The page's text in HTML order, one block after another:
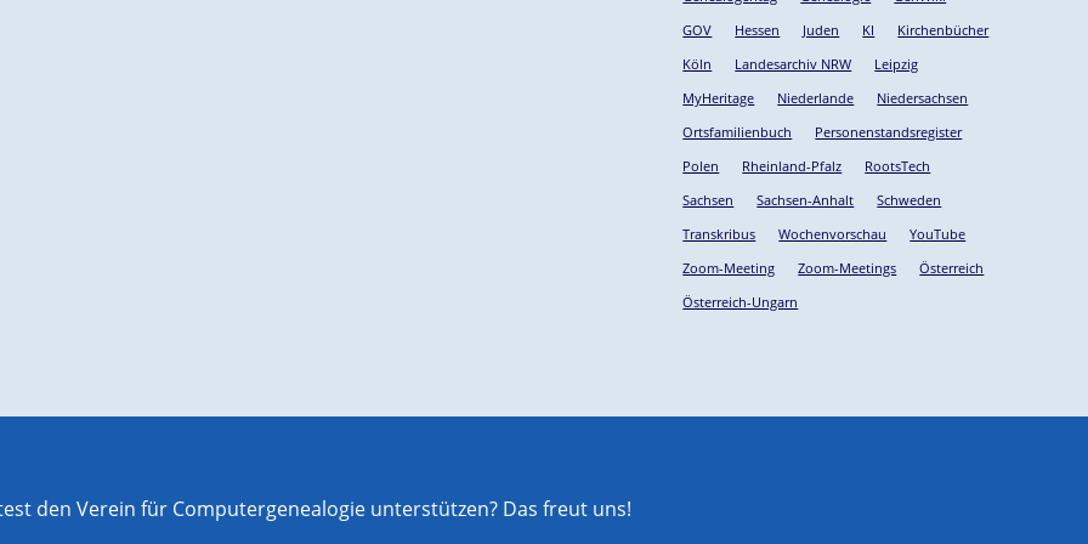
GOV
Hessen Juden KI
Kirchenbücher
Köln
Landesarchiv NRW
Leipzig
MyHeritage
Niederlande
Niedersachsen
Ortsfamilienbuch
Personenstandsregister
Polen
Rheinland-Pfalz
RootsTech
Sachsen
Sachsen-Anhalt
Schweden
Transkribus
Wochenvorschau
YouTube
Zoom-Meeting
Zoom-Meetings
Österreich
Österreich-Ungarn
den Verein für Computergenealogie unterstützen? Das freut uns!